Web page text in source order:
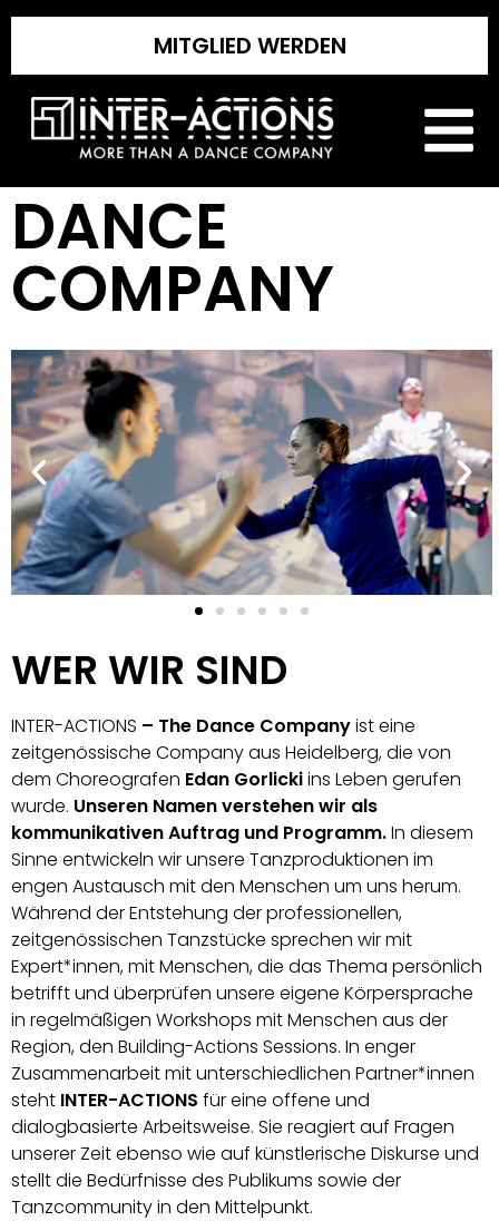
MITGLIED WERDEN
DANCE
COMPANY
WER WIR SIND
INTER-ACTIONS – The Dance Companyist eine
zeitgenössische Company aus Heidelberg, die von
dem Choreografen Edan Gorlickiins Leben gerufen
wurde. Unseren Namen verstehen wir als
kommunikativen Auftrag und Programm.In diesem
Sinne entwickeln wir unsere Tanzproduktionen im
engen Austausch mit den Menschen um uns herum.
Während der Entstehung der professionellen,
zeitgenössischen Tanzstücke sprechen wir mit
Expert*innen, mit Menschen, die das Thema persönlich
betrifft und überprüfen unsere eigene Körpersprache
in regelmäßigen Workshops mit Menschen aus der
Region, den Building-Actions Sessions. In enger
Zusammenarbeit mit unterschiedlichen Partner*innen
steht INTER-ACTIONS für eine offene und
dialogbasierte Arbeitsweise. Sie reagiert auf Fragen
unserer Zeit ebenso wie auf künstlerische Diskurse und
stellt die Bedürfnisse des Publikums sowie der
Tanzcommunity in den Mittelpunkt.